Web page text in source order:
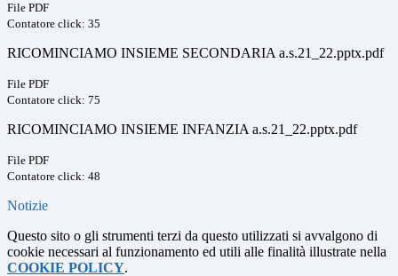
File PDF
Contatore click: 35
RICOMINCIAMO INSIEME SECONDARIA a.s.21_22.pptx.pdf
File PDF
Contatore click: 75
RICOMINCIAMO INSIEME INFANZIA a.s.21_22.pptx.pdf
File PDF
Contatore click: 48
Notizie
Questo sito o gli strumenti terzi da questo utilizzati si avvalgono di
cookie necessari al funzionamento ed utili alle finalità illustrate nella
COOKIE POLICY.